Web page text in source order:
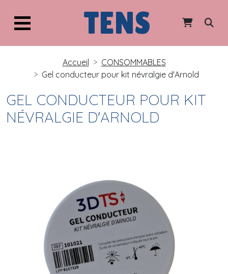
TENS
Accueil
CONSOMMABLES
Gel conducteur pour kit névralgie d'Arnold
GEL CONDUCTEUR POUR KIT
NÉVRALGIE D'ARNOLD